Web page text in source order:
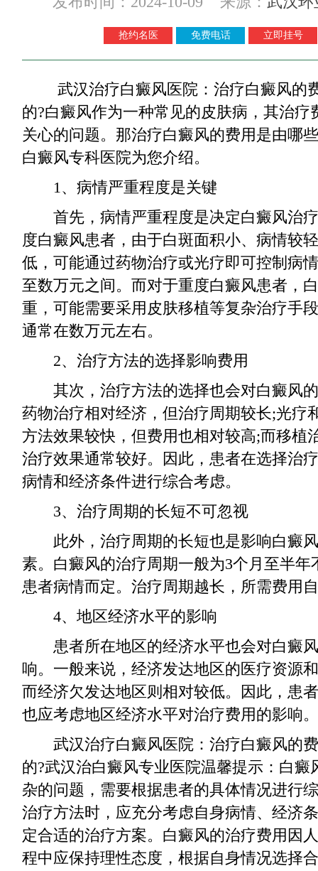
抢约名医 免费电话 立即挂号
武汉治疗白癜风医院：治疗白癜风的
的?白癜风作为一种常见的皮肤病，其治疗
关心的问题。那治疗白癜风的费用是由哪
白癜风专科医院为您介绍。
1、病情严重程度是关键
首先，病情严重程度是决定白癜风治疗
度白癜风患者，由于白斑面积小、病情较
低，可能通过药物治疗或光疗即可控制病
至数万元之间。而对于重度白癜风患者，
重，可能需要采用皮肤移植等复杂治疗手
通常在数万元左右。
2、治疗方法的选择影响费用
其次，治疗方法的选择也会对白癜风的
药物治疗相对经济，但治疗周期较长;光疗
方法效果较快，但费用也相对较高;而移植
治疗效果通常较好。因此，患者在选择治
病情和经济条件进行综合考虑。
3、治疗周期的长短不可忽视
此外，治疗周期的长短也是影响白癜风
素。白癜风的治疗周期一般为3个月至半年
患者病情而定。治疗周期越长，所需费用
4、地区经济水平的影响
患者所在地区的经济水平也会对白癜风
响。一般来说，经济发达地区的医疗资源
而经济欠发达地区则相对较低。因此，患
也应考虑地区经济水平对治疗费用的影响。
武汉治疗白癜风医院：治疗白癜风的费
的?武汉治白癜风专业医院温馨提示：白癜
杂的问题，需要根据患者的具体情况进行
治疗方法时，应充分考虑自身病情、经济
定合适的治疗方案。白癜风的治疗费用因
程中应保持理性态度，根据自身情况选择